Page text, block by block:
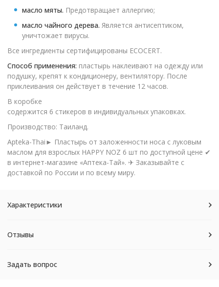
масло мяты. Предотвращает аллергию;
масло чайного дерева. Является антисептиком,
уничтожает вирусы.
Все ингредиенты сертифицированы ECOCERT.
Способ применения: пластырь наклеивают на одежду или
подушку, крепят к кондиционеру, вентилятору. После
приклеивания он действует в течение 12 часов.
В коробке
содержится 6 стикеров в индивидуальных упаковках.
Производство: Таиланд.
Apteka-Thai► Пластырь от заложенности носа с луковым
маслом для взрослых HAPPY NOZ 6 шт по доступной цене ✔
в интернет-магазине «Аптека-Тай». ✈ Заказывайте с
доставкой по России и по всему миру.
Характеристики
Отзывы
Задать вопрос